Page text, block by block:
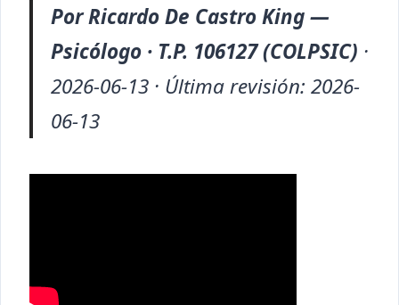
Por Ricardo De Castro King —
Psicólogo · T.P. 106127 (COLPSIC) ·
2026-06-13 · Última revisión: 2026-
06-13